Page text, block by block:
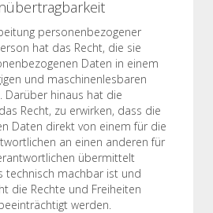
personenbezogener
hat das Recht, die sie
Daten in einem
und maschinenlesbaren
Darüber hinaus hat die
Recht, zu erwirken, dass die
Daten direkt von einem für die
an einen anderen für
übermittelt
technisch machbar ist und
die Rechte und Freiheiten
werden.